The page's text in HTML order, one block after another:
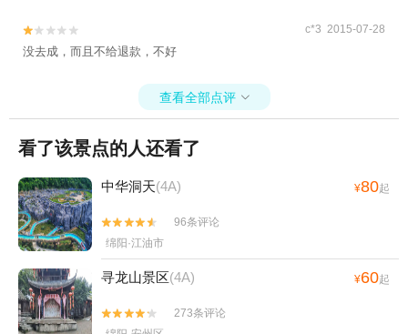

 c*3 2015-07-28
没去成，而且不给退款，不好
查看全部点评 
看了该景点的人还看了
中华洞天(4A) ¥80起


96条评论
绵阳·江油市
寻龙山景区(4A) ¥60起


273条评论